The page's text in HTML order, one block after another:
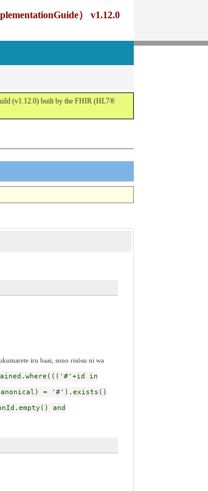
） v1.12.0
(v1.12.0) built by the FHIR (HL7®
iru baai, sono risōsu ni wa
in
= '#').exists()
and